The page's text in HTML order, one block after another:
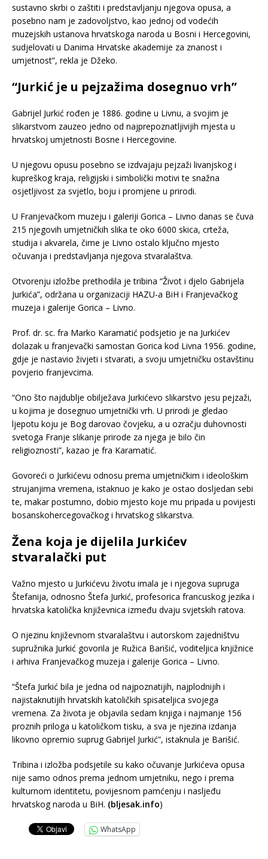
sustavno skrbi o zaštiti i predstavljanju njegova opusa, a
posebno nam je zadovoljstvo, kao jednoj od vodećih
muzejskih ustanova hrvatskoga naroda u Bosni i Hercegovini,
sudjelovati u Danima Hrvatske akademije za znanost i
umjetnost”, rekla je Džeko.
“Jurkić je u pejzažima dosegnuo vrh”
Gabrijel Jurkić rođen je 1886. godine u Livnu, a svojim je
slikarstvom zauzeo jedno od najprepoznatljivijih mjesta u
hrvatskoj umjetnosti Bosne i Hercegovine.
U njegovu opusu posebno se izdvajaju pejzaži livanjskog i
kupreškog kraja, religijski i simbolički motivi te snažna
osjetljivost za svjetlo, boju i promjene u prirodi.
U Franjevačkom muzeju i galeriji Gorica – Livno danas se čuva
215 njegovih umjetničkih slika te oko 6000 skica, crteža,
studija i akvarela, čime je Livno ostalo ključno mjesto
očuvanja i predstavljanja njegova stvaralaštva.
Otvorenju izložbe prethodila je tribina “Život i djelo Gabrijela
Jurkića”, održana u organizaciji HAZU-a BiH i Franjevačkog
muzeja i galerije Gorica – Livno.
Prof. dr. sc. fra Marko Karamatić podsjetio je na Jurkićev
dolazak u franjevački samostan Gorica kod Livna 1956. godine,
gdje je nastavio živjeti i stvarati, a svoju umjetničku ostavštinu
povjerio franjevcima.
“Ono što najdublje obilježava Jurkićevo slikarstvo jesu pejzaži,
u kojima je dosegnuo umjetnički vrh. U prirodi je gledao
ljepotu koju je Bog darovao čovjeku, a u ozračju duhovnosti
svetoga Franje slikanje prirode za njega je bilo čin
religioznosti”, kazao je fra Karamatić.
Govoreći o Jurkićevu odnosu prema umjetničkim i ideološkim
strujanjima vremena, istaknuo je kako je ostao dosljedan sebi
te, makar postumno, dobio mjesto koje mu pripada u povijesti
bosanskohercegovačkog i hrvatskog slikarstva.
Žena koja je dijelila Jurkićev
stvaralački put
Važno mjesto u Jurkićevu životu imala je i njegova supruga
Štefanija, odnosno Štefa Jurkić, profesorica francuskog jezika i
hrvatska katolička književnica između dvaju svjetskih ratova.
O njezinu književnom stvaralaštvu i autorskom zajedništvu
supružnika Jurkić govorila je Ružica Barišić, voditeljica knjižnice
i arhiva Franjevačkog muzeja i galerije Gorica – Livno.
“Štefa Jurkić bila je jedna od najpoznatijih, najplodnijih i
najistaknutijih hrvatskih katoličkih spisateljica svojega
vremena. Za života je objavila sedam knjiga i najmanje 156
proznih priloga u katoličkom tisku, a sva je njezina izdanja
likovno opremio suprug Gabrijel Jurkić”, istaknula je Barišić.
Tribina i izložba podsjetile su kako očuvanje Jurkićeva opusa
nije samo odnos prema jednom umjetniku, nego i prema
kulturnom identitetu, povijesnom pamćenju i nasljeđu
hrvatskog naroda u BiH. (bljesak.info)
WhatsApp